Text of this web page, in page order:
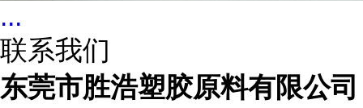
...
联系我们
东莞市胜浩塑胶原料有限公司